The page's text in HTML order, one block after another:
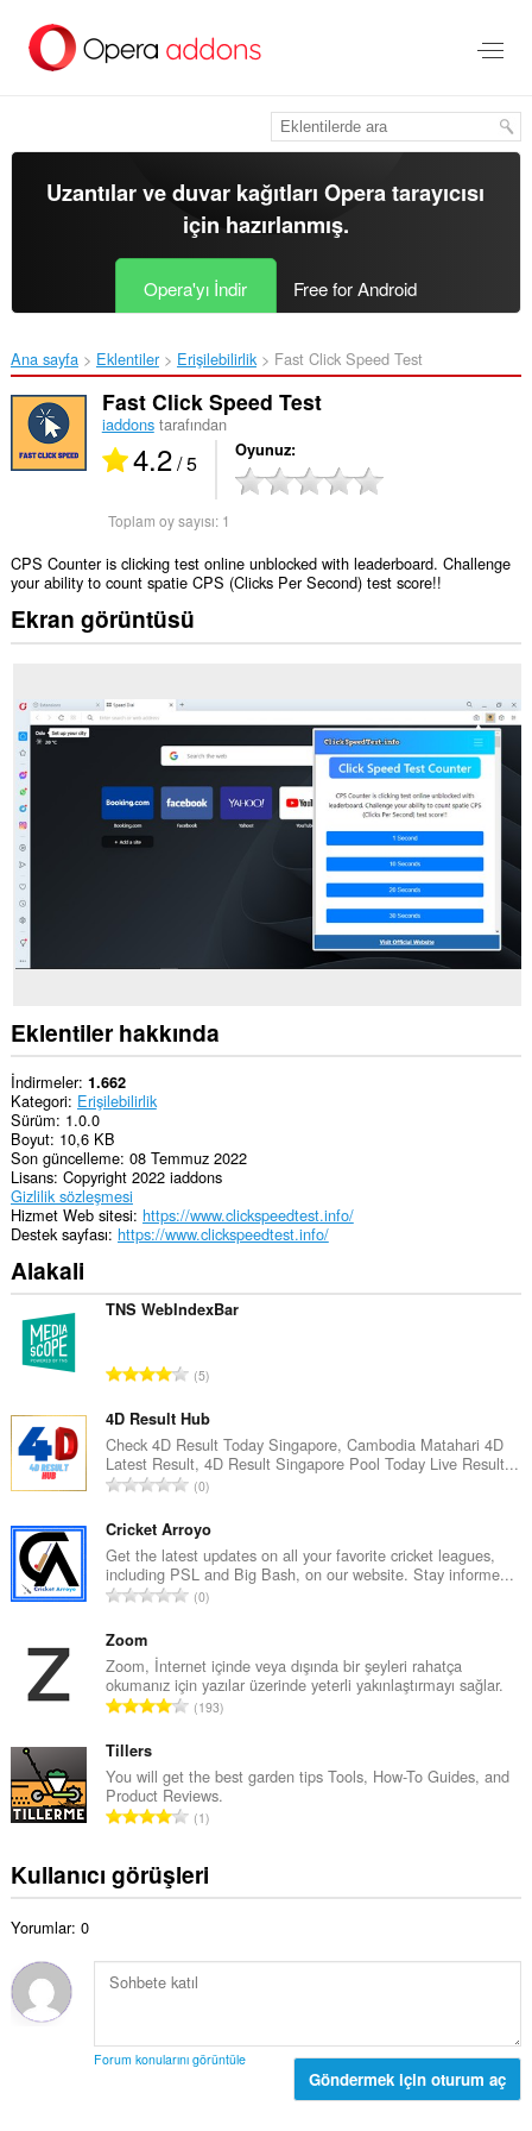
içeriğe
Uzantılar ve duvar kağıtlarıOpera tarayıcısı
için hazırlanmış.
Opera'yı İndir Free for Android
Ana sayfa Eklentiler Erişilebilirlik Fast Click Speed Test‎
Fast Click Speed Test
iaddonstarafından
4.2/ 5 Oyunuz
Toplam oy sayısı: 1
CPS Counter is clicking test online unblocked with leaderboard. Challenge
your ability to count spatie CPS (Clicks Per Second) test score!!
Ekran görüntüsü
Eklentiler hakkında
İndirmeler 1.662
Kategori Erişilebilirlik
Sürüm 1.0.0
Boyut 10,6 KB
Son güncelleme 08 Temmuz 2022
Lisans Copyright 2022 iaddons
Gizlilik sözleşmesi
Hizmet Web sitesi https://www.clickspeedtest.info/
Destek sayfası https://www.clickspeedtest.info/
Alakali
TNS WebIndexBar
T
p
l
a
m
y
s
a
y
s
ı
:
5
4D Result Hub
Check 4D Result Today Singapore, Cambodia Matahari 4D
Latest Result, 4D Result Singapore Pool Today Live Result...
T
p
l
a
m
s
a
y
s
ı
:
0
Cricket Arroyo
Get the latest updates on all your favorite cricket leagues,
including PSL and Big Bash, on our website. Stay informe...
T
l
a
m
s
a
y
s
ı
0
Zoom
Zoom, İnternet içinde veya dışında bir şeyleri rahatça
okumanız için yazılar üzerinde yeterli yakınlaştırmayı sağlar.
T
l
a
m
y
s
ı
s
193
Tillers
You will get the best garden tips Tools, How-To Guides, and
Product Reviews.
T
l
o
y
y
1
Kullanıcı görüşleri
Yorumlar: 0
Forum konularını görüntüle
Göndermek için oturum aç